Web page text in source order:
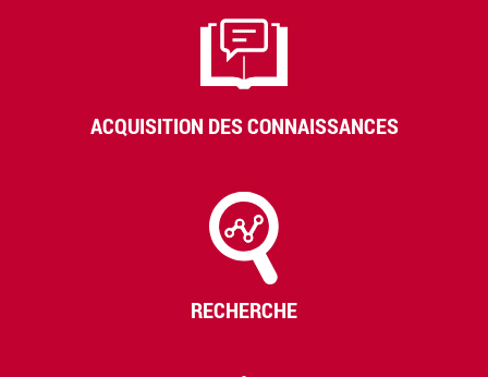
ACQUISITION DES CONNAISSANCES
RECHERCHE